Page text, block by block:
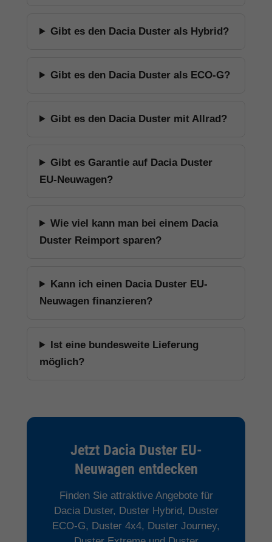
Gibt es den Dacia Duster als Hybrid?
Gibt es den Dacia Duster als ECO-G?
Gibt es den Dacia Duster mit Allrad?
Gibt es Garantie auf Dacia Duster
EU-Neuwagen?
Wie viel kann man bei einem Dacia
Duster Reimport sparen?
Kann ich einen Dacia Duster EU-
Neuwagen finanzieren?
Ist eine bundesweite Lieferung
möglich?
Jetzt Dacia Duster EU-
Neuwagen entdecken
Finden Sie attraktive Angebote für
Dacia Duster, Duster Hybrid, Duster
ECO-G, Duster 4x4, Duster Journey,